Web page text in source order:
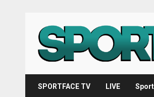
content
SPORTFACE TV LIVE